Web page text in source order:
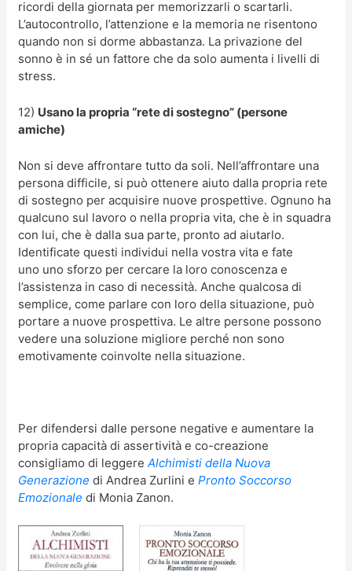
ricordi della giornata per memorizzarli o scartarli.
L’autocontrollo, l’attenzione e la memoria ne risentono
quando non si dorme abbastanza. La privazione del
sonno è in sé un fattore che da solo aumenta i livelli di
stress.
12) Usano la propria “rete di sostegno” (persone
amiche)
Non si deve affrontare tutto da soli. Nell’affrontare una
persona difficile, si può ottenere aiuto dalla propria rete
di sostegno per acquisire nuove prospettive. Ognuno ha
qualcuno sul lavoro o nella propria vita, che è in squadra
con lui, che è dalla sua parte, pronto ad aiutarlo.
Identificate questi individui nella vostra vita e fate
uno uno sforzo per cercare la loro conoscenza e
l’assistenza in caso di necessità. Anche qualcosa di
semplice, come parlare con loro della situazione, può
portare a nuove prospettiva. Le altre persone possono
vedere una soluzione migliore perché non sono
emotivamente coinvolte nella situazione.
Per difendersi dalle persone negative e aumentare la
propria capacità di assertività e co-creazione
consigliamo di leggereAlchimisti della Nuova
Generazione di Andrea Zurlini ePronto Soccorso
Emozionale di Monia Zanon.